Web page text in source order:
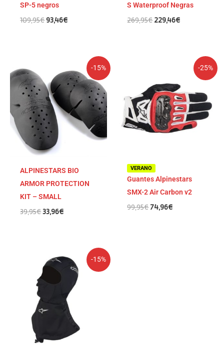
SP-5 negros
109,95€93,46€
S Waterproof Negras
269,95€229,46€
-15%
ALPINESTARS BIO
ARMOR PROTECTION
KIT – SMALL
39,95€
precio
original
era:
39,95€.
33,96€
precio
actual
es:
33,96€.
-25%
VERANO
Guantes Alpinestars
SMX-2 Air Carbon v2
99,95€
original
era:
99,95€.
74,96€
actual
es:
74,96€.
-15%
precio
original
era:
El
precio
actual
es:
42,46€.